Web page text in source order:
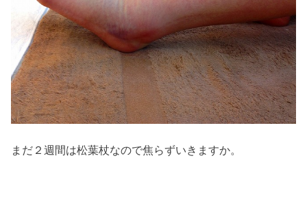
まだ２週間は松葉杖なので焦らずいきますか。